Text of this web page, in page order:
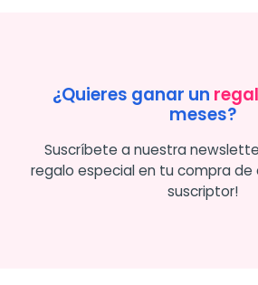
¿Quieres ganar un
meses?
Suscríbete a nuestra
regalo especial en tu compra de
suscriptor!